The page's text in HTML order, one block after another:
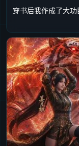
穿书后我作成了大功